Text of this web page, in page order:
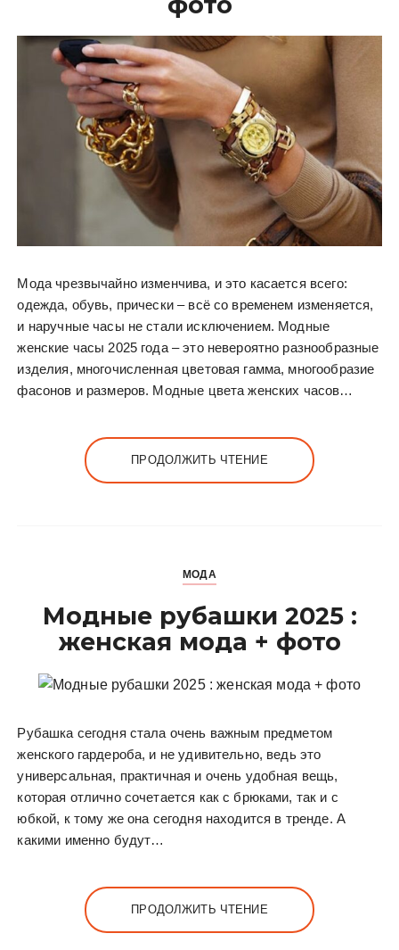
Мода чрезвычайно изменчива, и это касается всего:
одежда, обувь, прически – всё со временем изменяется,
и наручные часы не стали исключением. Модные
женские часы 2025 года – это невероятно разнообразные
изделия, многочисленная цветовая гамма, многообразие
фасонов и размеров. Модные цвета женских часов…
ПРОДОЛЖИТЬ ЧТЕНИЕ
МОДА
Модные рубашки 2025 :
женская мода + фото
Рубашка сегодня стала очень важным предметом
женского гардероба, и не удивительно, ведь это
универсальная, практичная и очень удобная вещь,
которая отлично сочетается как с брюками, так и с
юбкой, к тому же она сегодня находится в тренде. А
какими именно будут…
ПРОДОЛЖИТЬ ЧТЕНИЕ